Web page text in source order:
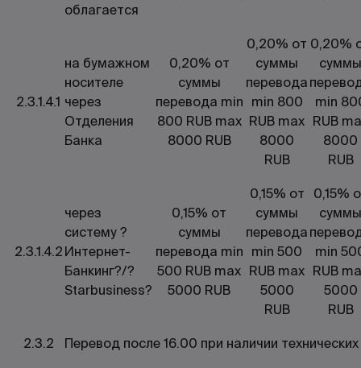
облагается
2.3.1.4.1
на бумажном
носителе
через
Отделения
Банка
0,20% от
суммы
перевода min
800 RUB max
8000 RUB
0,20% от
суммы
перевода
min 800
RUB max
8000
RUB
0,20%
суммы
min
RUB
8000
RUB
2.3.1.4.2
через
систему ?
Интернет-
Банкинг?/?
Starbusiness?
0,15% от
суммы
перевода min
500 RUB max
5000 RUB
0,15% от
суммы
перевода
min 500
RUB max
5000
RUB
0,15%
суммы
min
RUB
5000
RUB
2.3.2
Перевод после 16.00 при наличии